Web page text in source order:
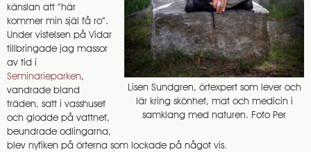
Lisen Sundgren, örtexpert som lever och
lär kring skönhet, mat och medicin i
samklang med naturen. Foto Per
känslan att ”här
kommer min själ få ro”.
Under vistelsen på Vidar
tillbringade jag massor
av tid i
Seminarieparken,
vandrade bland
träden, satt i vasshuset
och glodde på vattnet,
beundrade odlingarna,
blev nyfiken på örterna som lockade på något vis.